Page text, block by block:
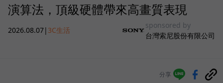
演算法，頂級硬體帶來高畫質表現
2026.08.07| 3C生活
sponsored by
台灣索尼股份有限公司
分享